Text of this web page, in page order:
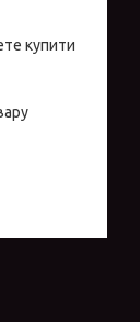
купити